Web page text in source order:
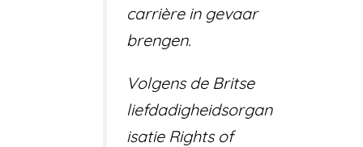
carrière in gevaar
brengen.
Volgens de Britse
liefdadigheidsorgan
isatie Rights of